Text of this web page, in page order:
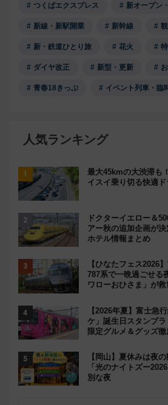
つくばエクスプレス 新オープン
新線・新駅開業 新幹線
新・鉄道ひとり旅 花火
ダイヤ改正 新型・更新
青春18きっぷ イベント列車・臨
人気ランキング
最大45kmの大渋滞も
イスイ乗り切る快適
ドクターイエロー＆
アー秋の追加企画が
ホテル情報まとめ
【ひなたフェス2026
787系で一晩過ごせる
ワローおひさま」が救
【2026年夏】富士急
ケ」誕生日スタンプ
限定グルメ＆グッズ徹
【岡山】夏休みは夜
「光のナイトズー
別な夜